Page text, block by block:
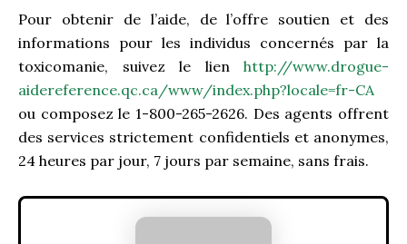
Pour obtenir de l’aide, de l’offre soutien et des
informations pour les individus concernés par la
toxicomanie, suivez le lien http://www.drogue-
aidereference.qc.ca/www/index.php?locale=fr-CA
ou composez le 1-800-265-2626. Des agents offrent
des services strictement confidentiels et anonymes,
24 heures par jour, 7 jours par semaine, sans frais.